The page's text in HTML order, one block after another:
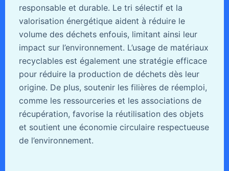
responsable et durable. Le tri sélectif et la
valorisation énergétique aident à réduire le
volume des déchets enfouis, limitant ainsi leur
impact sur l’environnement. L’usage de matériaux
recyclables est également une stratégie efficace
pour réduire la production de déchets dès leur
origine. De plus, soutenir les filières de réemploi,
comme les ressourceries et les associations de
récupération, favorise la réutilisation des objets
et soutient une économie circulaire respectueuse
de l’environnement.